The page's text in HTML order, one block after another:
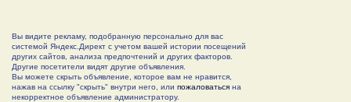
Вы видите рекламу, подобранную персонально для вас
системой Яндекс.Директ с учетом вашей истории посещений
других сайтов, анализа предпочтений и других факторов.
Другие посетители видят другие объявления.
Вы можете скрыть объявление, которое вам не нравится,
нажав на ссылку "скрыть" внутри него, или пожаловаться на
некорректное объявление администратору.